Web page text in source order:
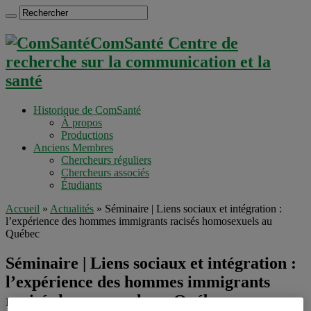
ComSanté Centre de
recherche sur la communication et la
santé
Historique de ComSanté
À propos
Productions
Anciens Membres
Chercheurs réguliers
Chercheurs associés
Étudiants
Accueil » Actualités » Séminaire | Liens sociaux et intégration :
l’expérience des hommes immigrants racisés homosexuels au
Québec
Séminaire | Liens sociaux et intégration :
l’expérience des hommes immigrants
racisés homosexuels au Québec